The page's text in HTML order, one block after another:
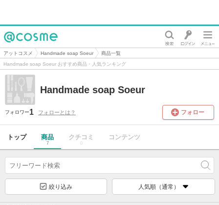
@cosme
アットコスメ Handmade soap Soeur
商品一覧
Handmade soap Soeur おすすめ商品・人気ランキング
Handmade soap Soeur
フォロワー1 フォローとは？ フォロー
トップ 商品
7
クチコミ
0
コンテンツ
絞り込み 人気順（通常）